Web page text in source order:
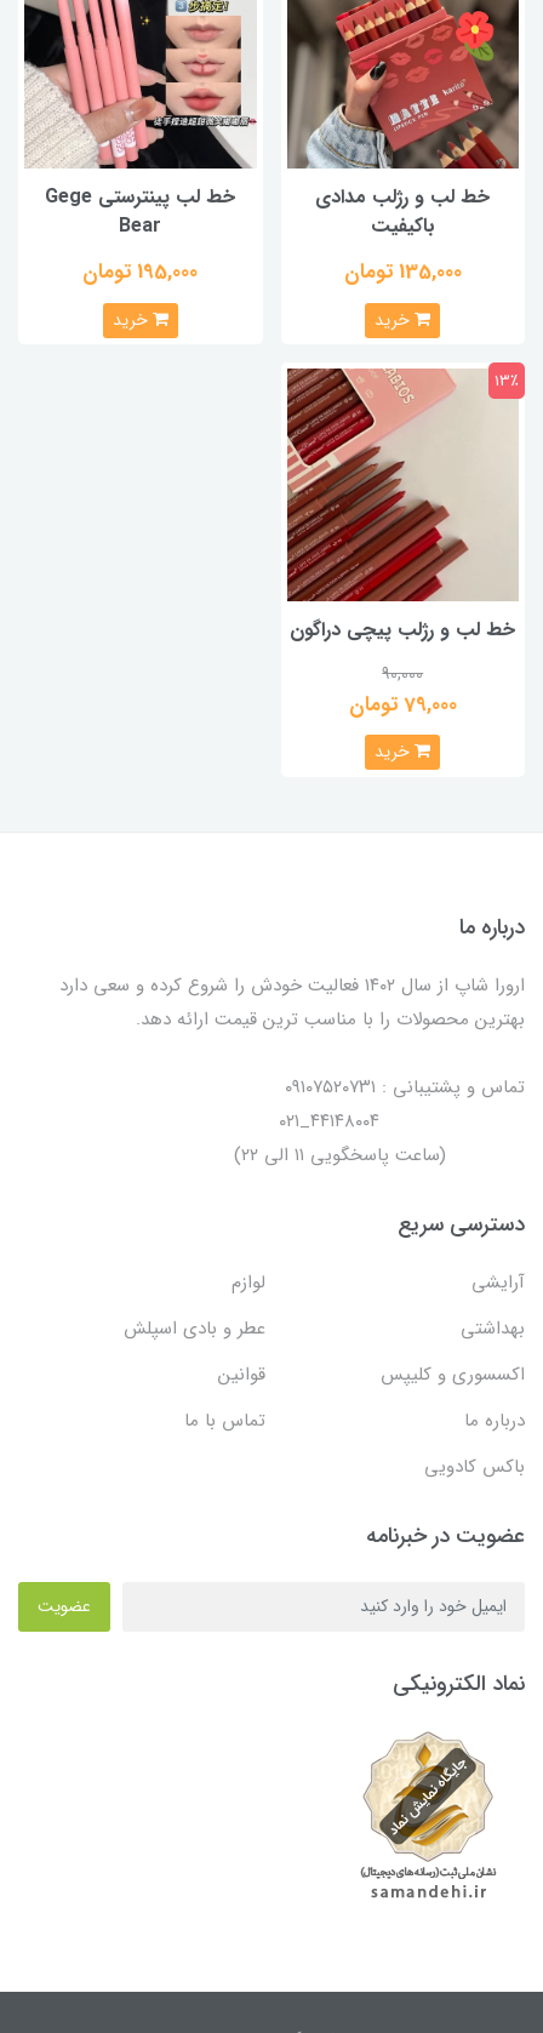
خط لب و رژلب مدادی
باکیفیت
135,000 تومان
خرید
خط لب پینترستی Gege
Bear
195,000 تومان
خرید
خط لب و رژلب پیچی دراگون
90,000
79,000 تومان
13٪
خرید
درباره ما
ارورا شاپ از سال ۱۴۰۲ فعالیت خودش را شروع کرده و سعی دارد
بهترین محصولات را با مناسب ترین قیمت ارائه دهد.
تماس و پشتیبانی : ۰۹۱۰۷۵۲۰۷۳۱
(ساعت پاسخگویی ۱۱ الی ۲۲)
دسترسی سریع
آرایشی
لوازم
بهداشتی
عطر و بادی اسپلش
اکسسوری و کلیپس
قوانین
درباره ما
تماس با ما
باکس کادویی
عضویت در خبرنامه
عضویت
نماد الکترونیکی